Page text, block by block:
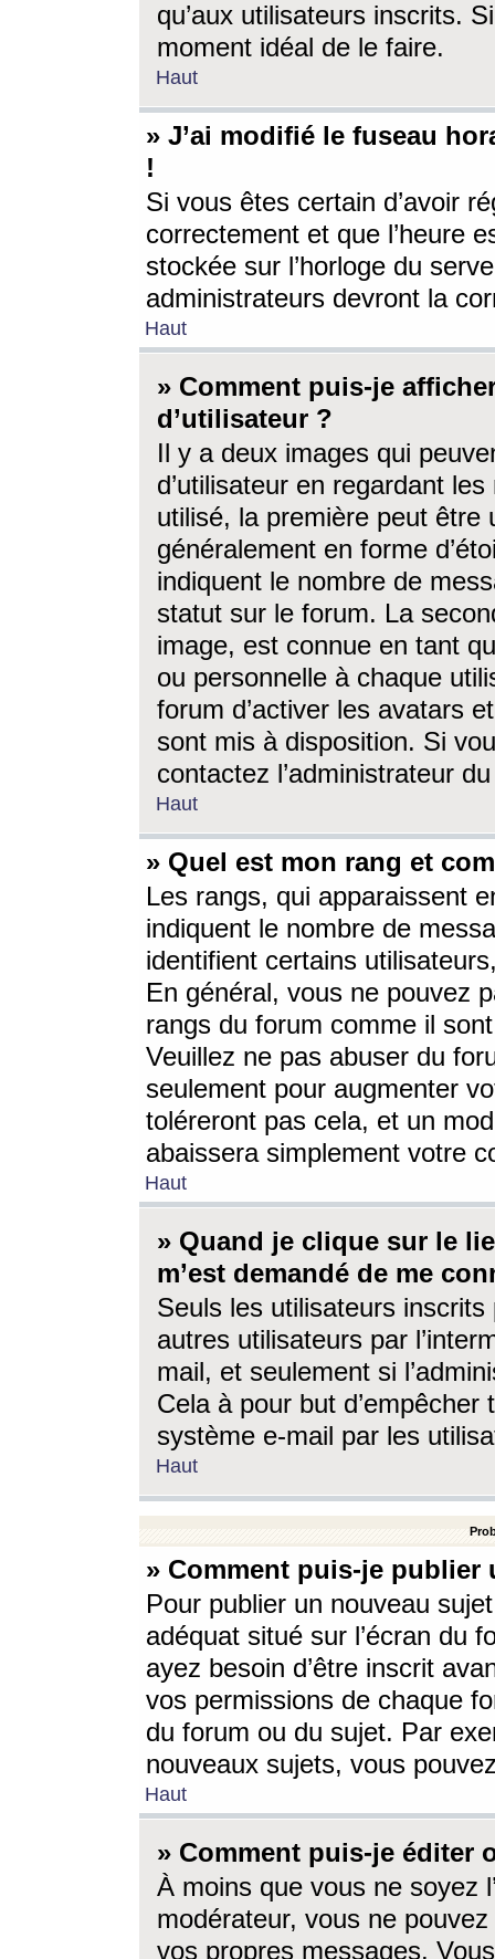
qu’aux utilisateurs inscrits.
moment idéal de le faire.
Haut
» J’ai modifié le fuseau
!
Si vous êtes certain d’avoir
correctement et que l’heure
stockée sur l’horloge du
administrateurs devront la
Haut
» Comment puis-je
d’utilisateur ?
Il y a deux images qui
d’utilisateur en regardant
utilisé, la première peut être
généralement en forme
indiquent le nombre de
statut sur le forum. La
image, est connue en tant
ou personnelle à chaque
forum d’activer les avatars
sont mis à disposition. Si
contactez l’administrateur
Haut
» Quel est mon rang et
Les rangs, qui apparaissent
indiquent le nombre de
identifient certains
En général, vous ne pouvez
rangs du forum comme il
Veuillez ne pas abuser du
seulement pour augmenter
toléreront pas cela, et un
abaissera simplement votre
Haut
» Quand je clique sur le
m’est demandé de me
Seuls les utilisateurs
autres utilisateurs par
mail, et seulement si
Cela à pour but
système e-mail par les
Haut
» Comment puis-je
Pour publier un nouveau
adéquat situé sur l’écran du
ayez besoin d’être inscrit
vos permissions de chaque
du forum ou du sujet. Par
nouveaux sujets, vous
Haut
» Comment puis-je éditer
À moins que vous ne soyez
modérateur, vous ne
vos propres messages.